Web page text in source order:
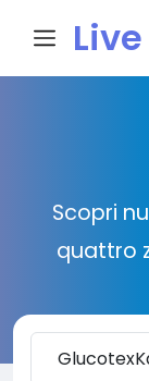
Live
Scopri
quattro